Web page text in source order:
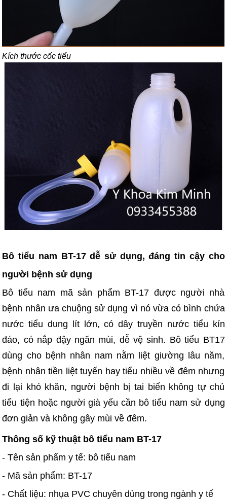
Kích thước cốc tiểu
Bô tiểu nam BT-17 dễ sử dụng, đáng tin cậy cho
người bệnh sử dụng
Bô tiểu nam mã sản phẩm BT-17 được người nhà
bệnh nhân ưa chuộng sử dụng vì nó vừa có bình chứa
nước tiểu dung lít lớn, có dây truyền nước tiểu kín
đáo, có nắp đậy ngăn mùi, dễ vệ sinh. Bô tiểu BT17
dùng cho bệnh nhân nam nằm liệt giường lâu năm,
bệnh nhân tiền liệt tuyến hay tiểu nhiều về đêm nhưng
đi lại khó khăn, người bệnh bị tai biến không tự chủ
tiểu tiện hoặc người già yếu cần bô tiểu nam sử dụng
đơn giản và không gây mùi về đêm.
Thông số kỹ thuật bô tiểu nam BT-17
- Tên sản phẩm y tế: bô tiểu nam
- Mã sản phẩm: BT-17
- Chất liệu: nhụa PVC chuyên dùng trong ngành y tế